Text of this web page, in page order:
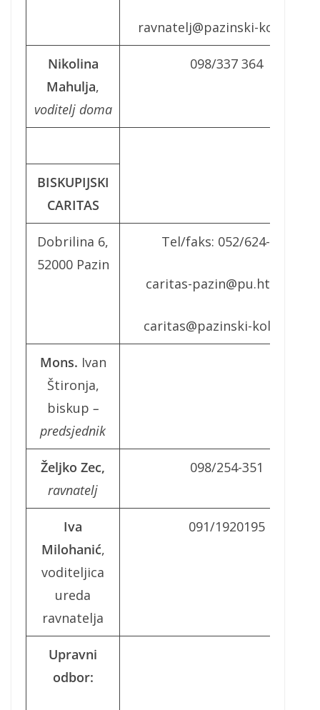
ravnatelj@pazinski-kolegij.hr
Nikolina
Mahulja,
voditelj doma
098/337 364
BISKUPIJSKI
CARITAS
Dobrilina 6,
52000 Pazin
Tel/faks: 052/624-306
caritas-pazin@pu.htnet.hr
caritas@pazinski-kolegij.hr
Mons. Ivan
Štironja,
biskup –
predsjednik
Željko Zec,
ravnatelj
098/254-351
Iva
Milohanić,
voditeljica
ureda
ravnatelja
091/1920195
Upravni
odbor: